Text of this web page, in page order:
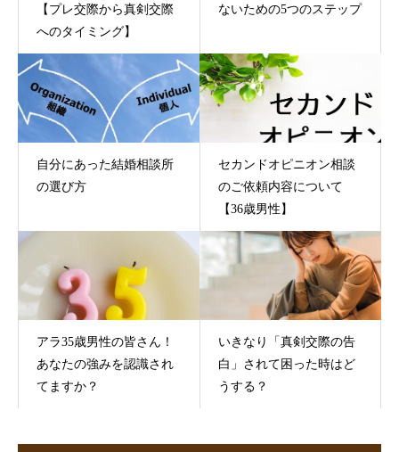
【プレ交際から真剣交際
へのタイミング】
ないための5つのステップ
自分にあった結婚相談所
の選び方
セカンドオピニオン相談
のご依頼内容について
【36歳男性】
アラ35歳男性の皆さん！
あなたの強みを認識され
てますか？
いきなり「真剣交際の告
白」されて困った時はど
うする？